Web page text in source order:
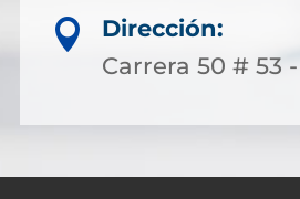

Dirección:
Carrera 50 # 53